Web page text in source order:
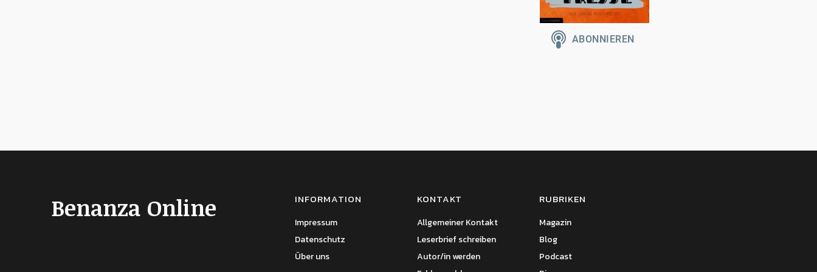
Benanza Online INFORMATION
Impressum
Datenschutz
Über uns
KONTAKT
Allgemeiner Kontakt
Leserbrief schreiben
Autor/in werden
RUBRIKEN
Magazin
Blog
Podcast